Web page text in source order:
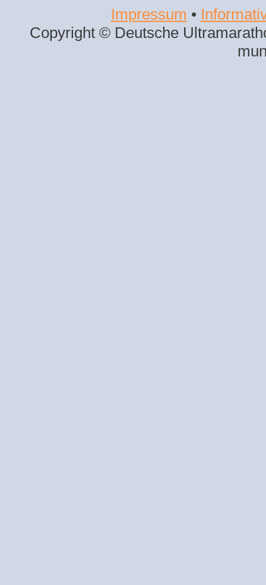
Impressum •
Copyright © Deutsche